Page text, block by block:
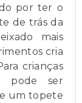
por ter o
de trás da
mais
cria
crianças
pode ser
um topete